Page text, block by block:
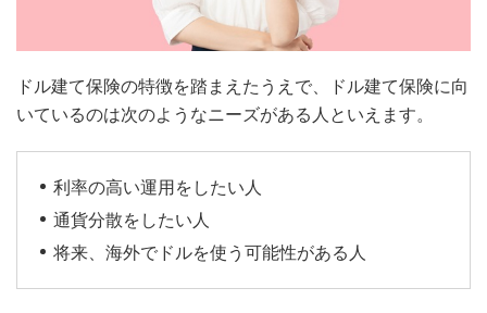
ドル建て保険の特徴を踏まえたうえで、ドル建て保険に向
いているのは次のようなニーズがある人といえます。
利率の高い運用をしたい人
通貨分散をしたい人
将来、海外でドルを使う可能性がある人